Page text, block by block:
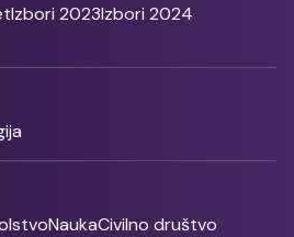
Izbori 2023Izbori 2024
NaukaCivilno društvo